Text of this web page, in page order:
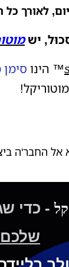
לאורך כל
ישמוט
™ הינו
אל החבר'ה
קל - כדי
שלכם